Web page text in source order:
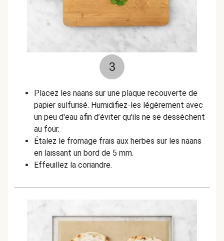
3
Placez les naans sur une plaque recouverte de
papier sulfurisé. Humidifiez-les légèrement avec
un peu d'eau afin d’éviter qu'ils ne se dessèchent
au four.
Étalez le fromage frais aux herbes sur les naans
en laissant un bord de 5 mm.
Effeuillez la coriandre.